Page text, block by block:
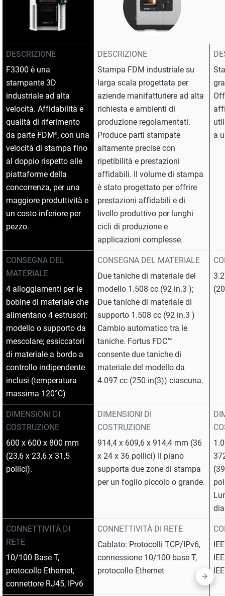
DESCRIZIONE
F3300 è una
stampante 3D
industriale ad alta
velocità. Affidabilità e
qualità di riferimento
da parte FDM®, con una
velocità di stampa fino
al doppio rispetto alle
piattaforme della
concorrenza, per una
maggiore produttività e
un costo inferiore per
pezzo.
CONSEGNA DEL
MATERIALE
4 alloggiamenti per le
bobine di materiale che
alimentano 4 estrusori;
modello o supporto da
mescolare; essiccatori
di materiale a bordo a
controllo indipendente
inclusi (temperatura
massima 120°C)
DIMENSIONI DI
COSTRUZIONE
600 x 600 x 800 mm
(23,6 x 23,6 x 31,5
pollici).
CONNETTIVITÀ DI
RETE
10/100 Base T,
protocollo Ethernet,
connettore RJ45, IPv6
DESCRIZIONE
Stampa FDM industriale su
larga scala progettata per
aziende manifatturiere ad alta
richiesta e ambienti di
produzione regolamentati.
Produce parti stampate
altamente precise con
ripetibilità e prestazioni
affidabili. Il volume di stampa
è stato progettato per offrire
prestazioni affidabili e di
livello produttivo per lunghi
cicli di produzione e
applicazioni complesse.
CONSEGNA DEL MATERIALE
Due taniche di materiale del
modello 1.508 cc (92 in.3 );
Due taniche di materiale di
supporto 1.508 cc (92 in.3 )
Cambio automatico tra le
taniche. Fortus FDC™
consente due taniche di
materiale del modello da
4.097 cc (250 in(3)) ciascuna.
DIMENSIONI DI
COSTRUZIONE
914,4 x 609,6 x 914,4 mm (36
x 24 x 36 pollici) Il piano
supporta due zone di stampa
per un foglio piccolo o grande.
CONNETTIVITÀ DI RETE
Cablato: Protocolli TCP/IPv6,
connessione 10/100 base T,
protocollo Ethernet
a